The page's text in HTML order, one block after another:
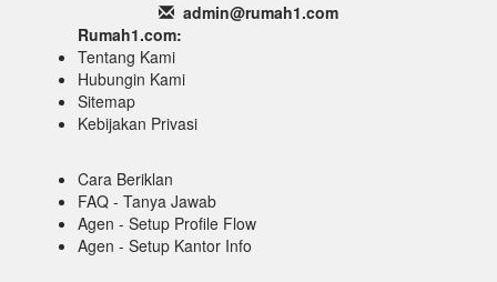
admin@rumah1.com
Rumah1.com:
Tentang Kami
Hubungin Kami
Sitemap
Kebijakan Privasi
Cara Beriklan
FAQ - Tanya Jawab
Agen - Setup Profile Flow
Agen - Setup Kantor Info